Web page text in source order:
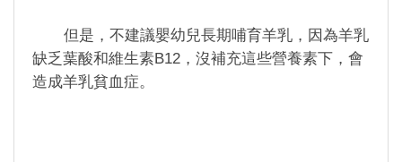
但是，不建議嬰幼兒長期哺育羊乳，因為羊乳
缺乏葉酸和維生素B12，沒補充這些營養素下，會
造成羊乳貧血症。